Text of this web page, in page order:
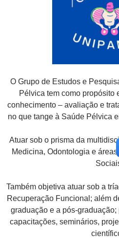
O Grupo de Estudos e
Pélvica tem como propósito
conhecimento – avaliação e
no que tange à Saúde Pélvica
Atuar sob o prisma da
Medicina, Odontologia e
Também objetiva atuar sob a
Recuperação Funcional; além
graduação e a pós-
capacitações, seminários,